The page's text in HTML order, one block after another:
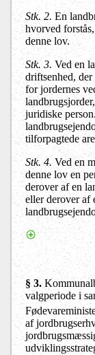
Stk. 2. En
hvorved
denne lov.
Stk. 3. Ved en
driftsenhed,
for jordernes
juridiske
tilforpagtede
Stk. 4. Ved en
denne lov en
derover af en
eller derover af
§ 3.
valgperiode i
af